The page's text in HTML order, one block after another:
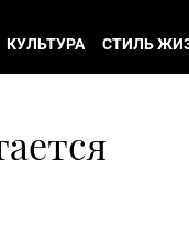
КУЛЬТУРА СТИЛЬ